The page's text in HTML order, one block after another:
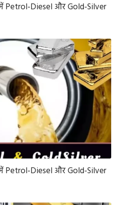
Petrol-Diesel और Gold-Silver
Petrol-Diesel और Gold-Silver